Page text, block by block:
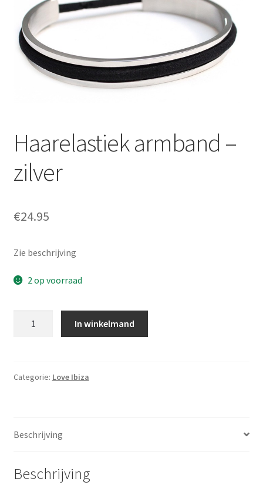
Prijzen
Shop
Afspraak maken
Haarelastiek armband –
zilver
€24.95
Zie beschrijving
2 op voorraad
In winkelmand
Categorie: Love Ibiza
Beschrijving
Beschrijving